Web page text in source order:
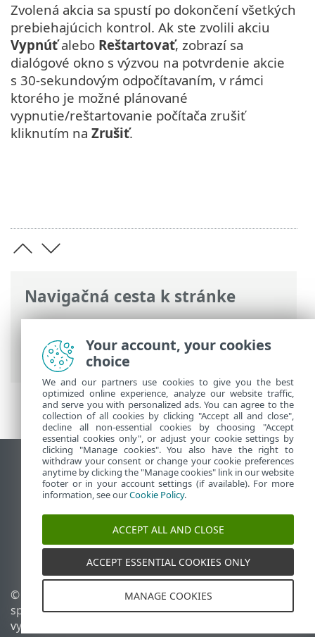
Navigačná cesta k stránke
ESET Online pomocník>ESET Safe Server
Práca s programom ESET Safe Server>
Kontrola počítača
> Priebeh kontroly
Zvolená akcia sa spustí po dokončení všetkých
prebiehajúcich kontrol. Ak ste zvolili akciu
Vypnúťalebo Reštartovať, zobrazí sa
dialógové okno s výzvou na potvrdenie akcie
s 30‑sekundovým odpočítavaním, v rámci
ktorého je možné plánované
vypnutie/reštartovanie počítača zrušiť
kliknutím na Zrušiť.
Zobraziť stránku ako na počítači
End of Life
Databáza znalostí ESET
ESET Fórum
ESET Status Portal
Technická podpora
© 1992 - 2026 ESET,
spol. s r. o. Všetky práva
vyhradené.
Spravovať súbory cookie
Zásady používania súborov
Your account, your cookies
choice
We and our partners use cookies to give you the best
optimized online experience, analyze our website traffic,
and serve you with personalized ads. You can agree to the
collection of all cookies by clicking "Accept all and close",
decline all non-essential cookies by choosing "Accept
essential cookies only", or adjust your cookie settings by
clicking "Manage cookies". You also have the right to
withdraw your consent or change your cookie preferences
anytime by clicking the "Manage cookies" link in our website
footer or in your account settings (if available). For more
information, see ourCookie Policy.
ACCEPT ALL AND CLOSE
ACCEPT ESSENTIAL COOKIES ONLY
MANAGE COOKIES